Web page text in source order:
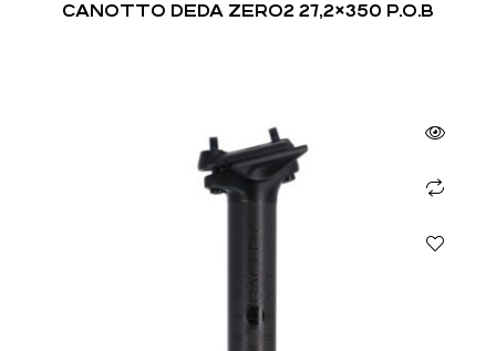
CANOTTO DEDA ZERO2 27,2×350 P.O.B